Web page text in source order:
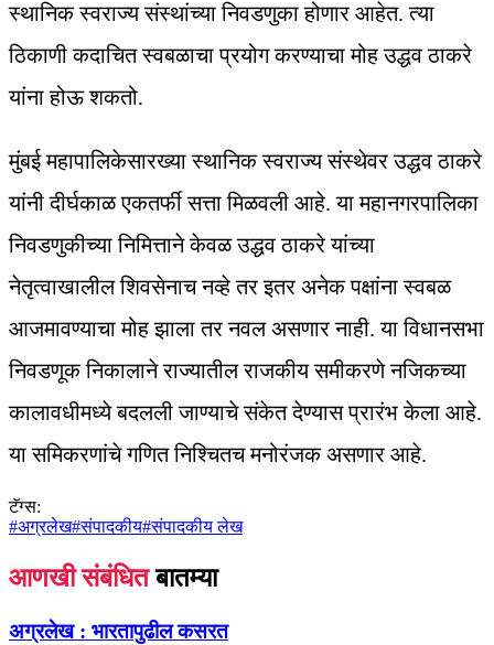
स्थानिक स्वराज्य संस्थांच्या निवडणुका होणार आहेत. त्या
ठिकाणी कदाचित स्वबळाचा प्रयोग करण्याचा मोह उद्धव ठाकरे
यांना होऊ शकतो.
मुंबई महापालिकेसारख्या स्थानिक स्वराज्य संस्थेवर उद्धव ठाकरे
यांनी दीर्घकाळ एकतर्फी सत्ता मिळवली आहे. या महानगरपालिका
निवडणुकीच्या निमित्ताने केवळ उद्धव ठाकरे यांच्या
नेतृत्वाखालील शिवसेनाच नव्हे तर इतर अनेक पक्षांना स्वबळ
आजमावण्याचा मोह झाला तर नवल असणार नाही. या विधानसभा
निवडणूक निकालाने राज्यातील राजकीय समीकरणे नजिकच्या
कालावधीमध्ये बदलली जाण्याचे संकेत देण्यास प्रारंभ केला आहे.
या समिकरणांचे गणित निश्‍चितच मनोरंजक असणार आहे.
टॅग्स:
#अग्रलेख#संपादकीय#संपादकीय लेख
आणखी संबंधित बातम्या
अग्रलेख : भारतापुढील कसरत